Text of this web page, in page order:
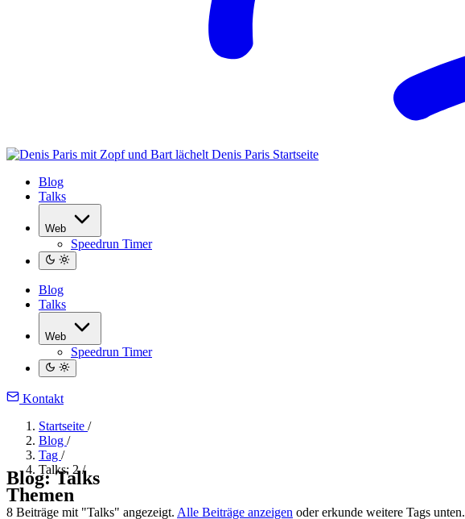
Denis Paris Startseite
Blog
Talks
Web
Speedrun Timer
Blog
Talks
Web
Speedrun Timer
Kontakt
Startseite /
Blog /
Tag /
Talks: 2/
Blog: Talks
8 Beiträge mit "Talks" angezeigt. Alle Beiträge anzeigen oder erkunde weitere Tags unten.
Themen